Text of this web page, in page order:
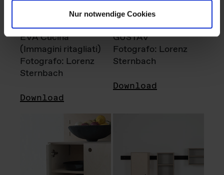
Nur notwendige Cookies
EVA Cucina
(Immagini ritagliati)
Fotografo: Lorenz
Sternbach
Download
GUSTAV
Fotografo: Lorenz
Sternbach
Download